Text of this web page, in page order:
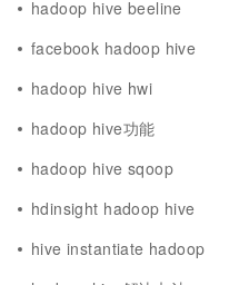
hadoop hive beeline
facebook hadoop hive
hadoop hive hwi
hadoop hive功能
hadoop hive sqoop
hdinsight hadoop hive
hive instantiate hadoop